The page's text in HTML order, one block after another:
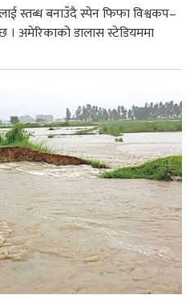
स्तब्ध बनाउँदै स्पेन फिफा विश्वकप–
अमेरिकाको डालास स्टेडियममा